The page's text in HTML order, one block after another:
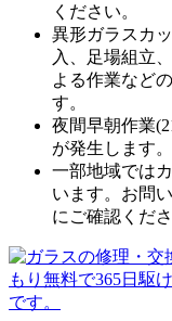
ください。
異形ガラスカ
入、足場組立
よる作業など
す。
夜間早朝作業
が発生します。
一部地域では
います。お問
にご確認くださ